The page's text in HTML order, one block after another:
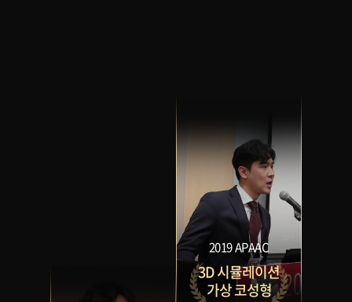
2019 APAAC
3D 시뮬레이션
가상 코성형